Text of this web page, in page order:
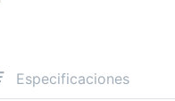
Especificaciones